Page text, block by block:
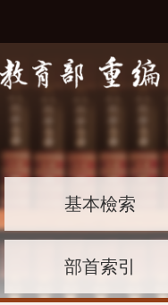
基本檢索
部首索引